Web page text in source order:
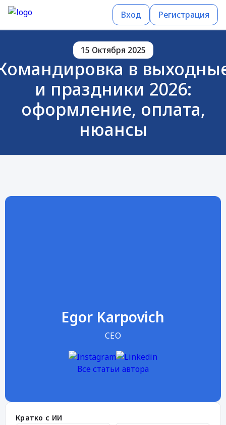
Вход Регистрация
15 Октября 2025
в
и праздники 2026:
оформление, оплата,
нюансы
Egor Karpovich
CEO
Все статьи автора
Кратко с ИИ